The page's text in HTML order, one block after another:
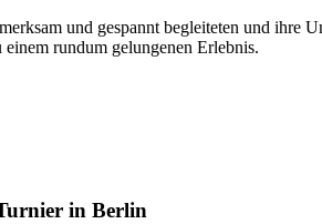
und gespannt begleiteten und ihre
rundum gelungenen Erlebnis.
in Berlin